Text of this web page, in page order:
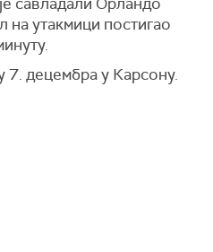
на утакмици постигао
7. децембра у Карсону.